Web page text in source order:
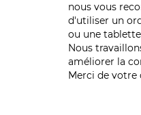
nous vous
d'utiliser un
ou une
Nous
améliorer la
Merci de votre